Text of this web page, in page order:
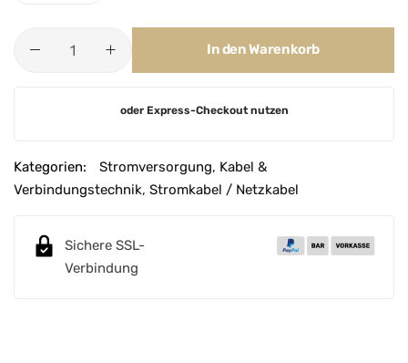
In den Warenkorb
e
r
oder Express-Checkout nutzen
Kategorien: Stromversorgung, Kabel &
Verbindungstechnik, Stromkabel / Netzkabel
Sichere SSL-
Verbindung